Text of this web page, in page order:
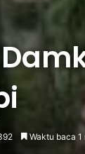
Waktu baca 1